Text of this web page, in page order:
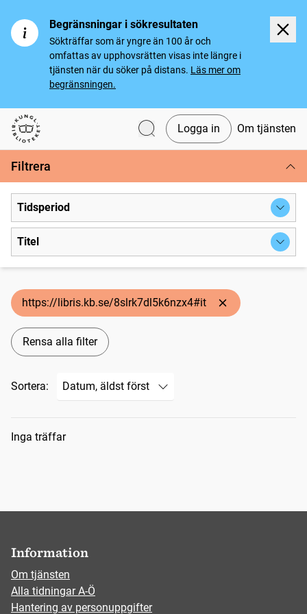
Begränsningar i sökresultaten
Sökträffar som är yngre än 100 år och
omfattas av upphovsrätten visas inte längre i
tjänsten när du söker på distans. Läs mer om
begränsningen.
Svenska tidningar
Logga in Om tjänsten
Filtrera
Tidsperiod
Titel
https://libris.kb.se/8slrk7dl5k6nzx4#it
Rensa alla filter
Sortera:
Sökresultat
Inga träffar
Information
Om tjänsten
Alla tidningar A-Ö
Hantering av personuppgifter